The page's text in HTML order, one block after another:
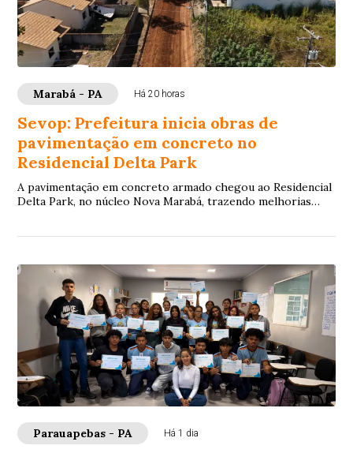
Marabá - PA Há 20 horas
Sevop: Prefeitura inicia obras de
pavimentação em concreto no
Residencial Delta Park
A pavimentação em concreto armado chegou ao Residencial
Delta Park, no núcleo Nova Marabá, trazendo melhorias
Parauapebas - PA Há 1 dia